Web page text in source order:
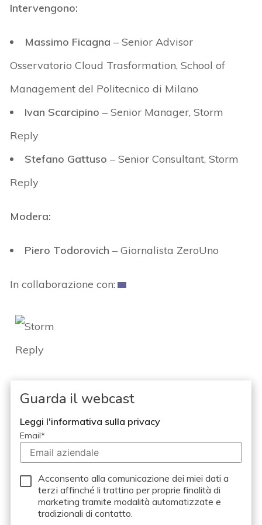
Intervengono:
Massimo Ficagna – Senior Advisor
Osservatorio Cloud Trasformation, School of
Management del Politecnico di Milano
Ivan Scarcipino – Senior Manager, Storm
Reply
Stefano Gattuso – Senior Consultant, Storm
Reply
Modera:
Piero Todorovich – Giornalista ZeroUno
In collaborazione con:
Guarda il webcast
Leggi l'informativa sulla privacy
Email*
Acconsento alla comunicazione dei miei dati a
terzi affinché li trattino per proprie finalità di
marketing tramite modalità automatizzate e
tradizionali di contatto.